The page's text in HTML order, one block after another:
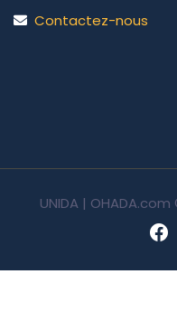
Contactez-nous
UNIDA | OHADA.com